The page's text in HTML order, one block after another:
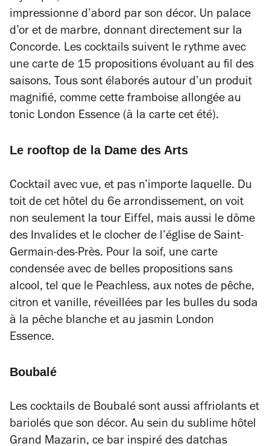
impressionne d’abord par son décor. Un palace
d’or et de marbre, donnant directement sur la
Concorde. Les cocktails suivent le rythme avec
une carte de 15 propositions évoluant au fil des
saisons. Tous sont élaborés autour d’un produit
magnifié, comme cette framboise allongée au
tonic London Essence (à la carte cet été).
Le rooftop de la Dame des Arts
Cocktail avec vue, et pas n’importe laquelle. Du
toit de cet hôtel du 6e arrondissement, on voit
non seulement la tour Eiffel, mais aussi le dôme
des Invalides et le clocher de l’église de Saint-
Germain-des-Près. Pour la soif, une carte
condensée avec de belles propositions sans
alcool, tel que le Peachless, aux notes de pêche,
citron et vanille, réveillées par les bulles du soda
à la pêche blanche et au jasmin London
Essence.
Boubalé
Les cocktails de Boubalé sont aussi affriolants et
bariolés que son décor. Au sein du sublime hôtel
Grand Mazarin, ce bar inspiré des datchas